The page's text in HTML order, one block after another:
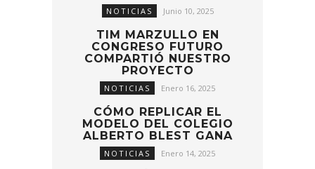
NOTICIAS Junio 10, 2025
TIM MARZULLO EN
CONGRESO FUTURO
COMPARTIÓ NUESTRO
PROYECTO
NOTICIAS Enero 16, 2025
CÓMO REPLICAR EL
MODELO DEL COLEGIO
ALBERTO BLEST GANA
NOTICIAS Enero 14, 2025